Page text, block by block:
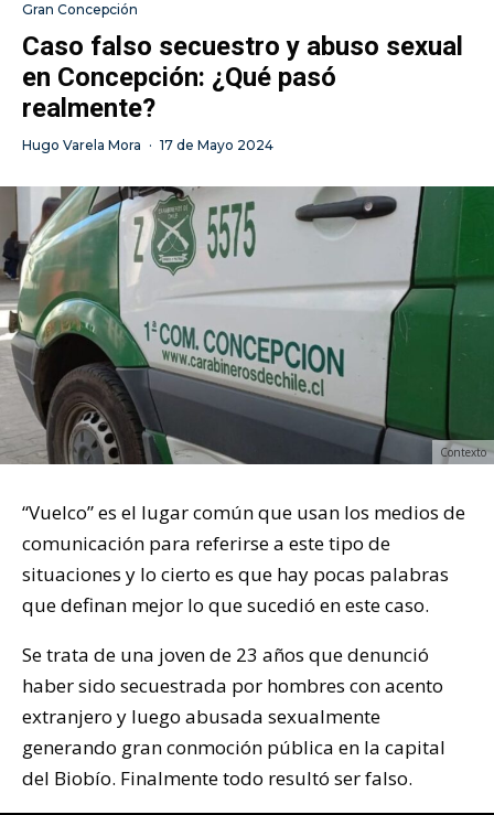
Gran Concepción
Caso falso secuestro y abuso sexual
en Concepción: ¿Qué pasó
realmente?
Hugo Varela Mora · 17 de Mayo 2024
Contexto
“Vuelco” es el lugar común que usan los medios de
comunicación para referirse a este tipo de
situaciones y lo cierto es que hay pocas palabras
que definan mejor lo que sucedió en este caso.
Se trata de una joven de 23 años que denunció
haber sido secuestrada por hombres con acento
extranjero y luego abusada sexualmente
generando gran conmoción pública en la capital
del Biobío. Finalmente todo resultó ser falso.